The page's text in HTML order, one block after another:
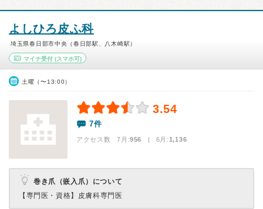
よしひろ皮ふ科
埼玉県春日部市中央（春日部駅、八木崎駅）
マイナ受付 (スマホ可)
土曜（〜13:00）
3.54
7件
アクセス数 7月:956 | 6月:1,136
巻き爪（嵌入爪）について
【専門医・資格】 皮膚科専門医